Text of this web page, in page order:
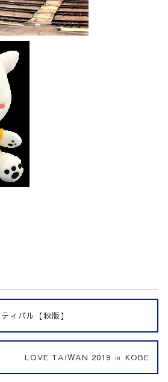
ィバル【秋版】
LOVE TAIWAN 2019 ㏌ KOBE